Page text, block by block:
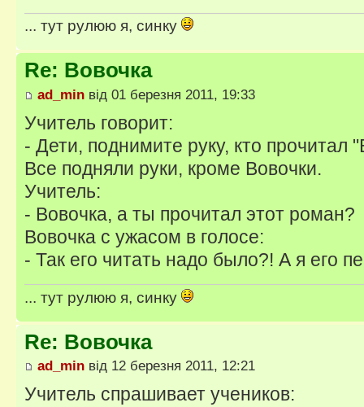
... тут рулюю я, синку
Re: Вовочка
ad_min від 01 березня 2011, 19:33
Учитель говорит:
- Дети, поднимите руку, кто прочитал
Все подняли руки, кроме Вовочки.
Учитель:
- Вовочка, а ты прочитал этот роман?
Вовочка с ужасом в голосе:
- Так его читать надо было?! А я его
... тут рулюю я, синку
Re: Вовочка
ad_min від 12 березня 2011, 12:21
Учитель спpашивает учеников: